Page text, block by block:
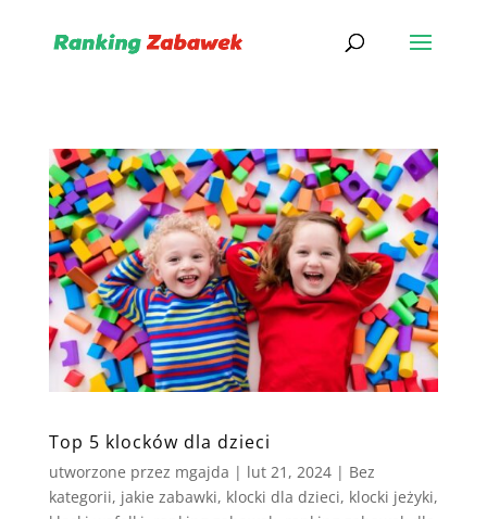
Top 5 klocków dla dzieci
utworzone przez mgajda | lut 21, 2024| Bez
kategorii, jakie zabawki, klocki dla dzieci, klocki jeżyki,